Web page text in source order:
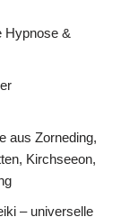
Hypnose &
aus Zorneding,
Kirchseeon,
– universelle